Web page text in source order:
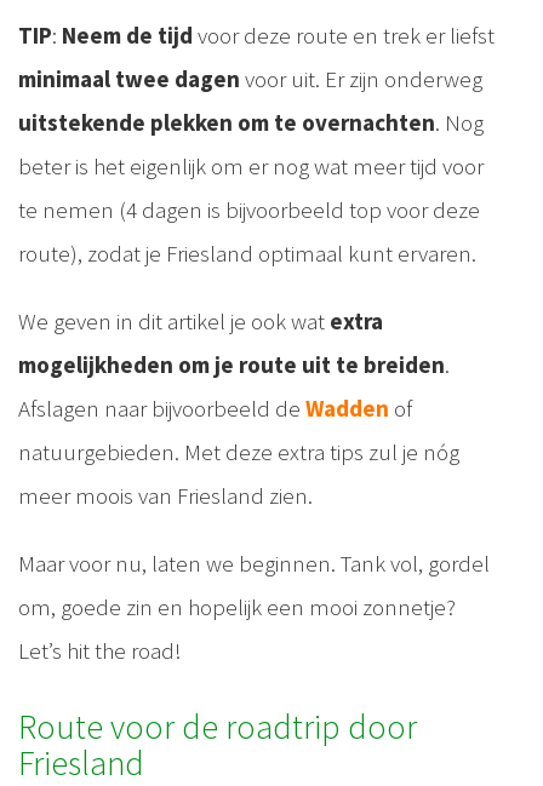
TIP: Neem de tijd voor deze route en trek er liefst
minimaal twee dagen voor uit. Er zijn onderweg
uitstekende plekken om te overnachten. Nog
beter is het eigenlijk om er nog wat meer tijd voor
te nemen (4 dagen is bijvoorbeeld top voor deze
route), zodat je Friesland optimaal kunt ervaren.
We geven in dit artikel je ook wat extra
mogelijkheden om je route uit te breiden.
Afslagen naar bijvoorbeeld de Wadden of
natuurgebieden. Met deze extra tips zul je nóg
meer moois van Friesland zien.
Maar voor nu, laten we beginnen. Tank vol, gordel
om, goede zin en hopelijk een mooi zonnetje?
Let’s hit the road!
Route voor de roadtrip door
Friesland